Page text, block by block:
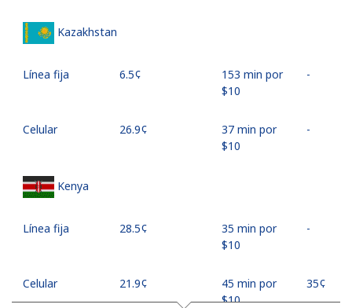
Kazakhstan
Línea fija ⁦6.5¢⁩
153 min por
⁦$10⁩
-
Celular ⁦26.9¢⁩
37 min por
⁦$10⁩
-
Kenya
Línea fija ⁦28.5¢⁩
35 min por
⁦$10⁩
-
Celular ⁦21.9¢⁩
45 min por
⁦$10⁩
⁦35¢⁩